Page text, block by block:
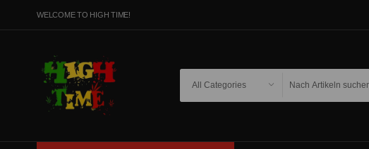
WELCOME TO HIGH TIME!